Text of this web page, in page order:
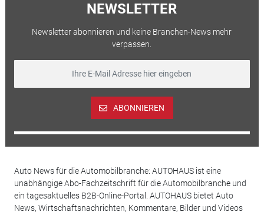
NEWSLETTER
Newsletter abonnieren und keine Branchen-News mehr
verpassen.
ABONNIEREN
Auto News für die Automobilbranche: AUTOHAUS ist eine
unabhängige Abo-Fachzeitschrift für die Automobilbranche und
ein tagesaktuelles B2B-Online-Portal. AUTOHAUS bietet Auto
News, Wirtschaftsnachrichten, Kommentare, Bilder und Videos